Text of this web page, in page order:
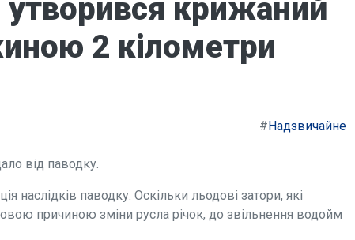
утворився крижаний
2 кілометри
#Надзвичайне
від паводку.
наслідків паводку. Оскільки льодові затори, які
причиною зміни русла річок, до звільнення водойм